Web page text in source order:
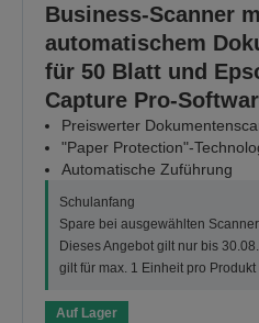
Business-Scanner
automatischem
für 50 Blatt und
Capture Pro-
Preiswerter
"Paper Protection"-
Automatische Zuführung
Schulanfang
Spare bei ausgewählten
Dieses Angebot gilt nur bis
gilt für max. 1 Einheit pro
Auf Lager